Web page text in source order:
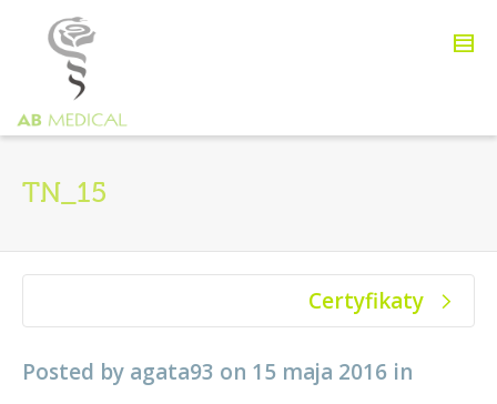
TN_15
Certyfikaty
Posted by agata93 on 15 maja 2016 in